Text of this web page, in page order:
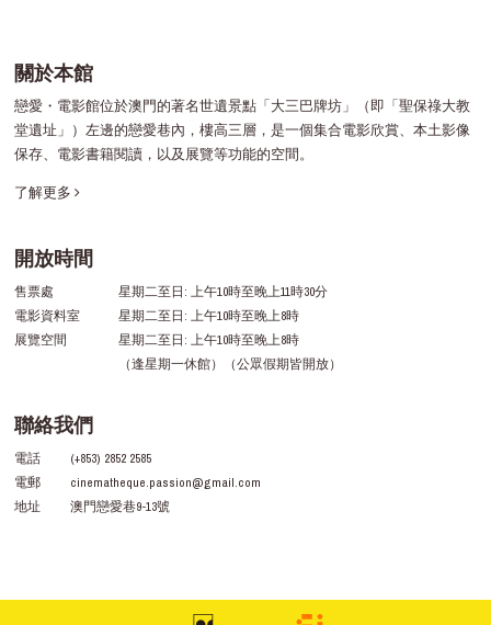
關於本館
戀愛・電影館位於澳門的著名世遺景點「大三巴牌坊」（即「聖保祿大教
堂遺址」）左邊的戀愛巷內，樓高三層，是一個集合電影欣賞、本土影像
保存、電影書籍閱讀，以及展覽等功能的空間。
了解更多
開放時間
售票處
星期二至日: 上午10時至晚上11時30分
電影資料室
星期二至日: 上午10時至晚上8時
展覽空間
星期二至日: 上午10時至晚上8時
（逢星期一休館）（公眾假期皆開放）
聯絡我們
電話
(+853) 2852 2585
電郵
cinematheque.passion@gmail.com
地址
澳門戀愛巷9-13號